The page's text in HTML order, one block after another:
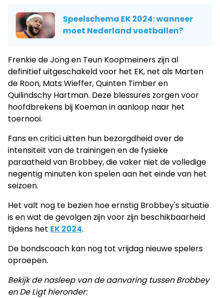
Speelschema EK 2024: wanneer
moet Nederland voetballen?
Frenkie de Jong en Teun Koopmeiners zijn al
definitief uitgeschakeld voor het EK, net als Marten
de Roon, Mats Wieffer, Quinten Timber en
Quilindschy Hartman. Deze blessures zorgen voor
hoofdbrekens bij Koeman in aanloop naar het
toernooi.
Fans en critici uitten hun bezorgdheid over de
intensiteit van de trainingen en de fysieke
paraatheid van Brobbey, die vaker niet de volledige
negentig minuten kon spelen aan het einde van het
seizoen.
Het valt nog te bezien hoe ernstig Brobbey's situatie
is en wat de gevolgen zijn voor zijn beschikbaarheid
tijdens het EK 2024.
De bondscoach kan nog tot vrijdag nieuwe spelers
oproepen.
Bekijk de nasleep van de aanvaring tussen Brobbey
en De Ligt hieronder: